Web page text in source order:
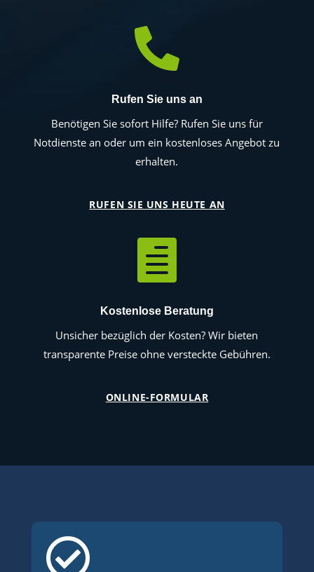

Rufen Sie uns an
Benötigen Sie sofort Hilfe? Rufen Sie uns für
Notdienste an oder um ein kostenloses Angebot zu
erhalten.
RUFEN SIE UNS HEUTE AN

Kostenlose Beratung
Unsicher bezüglich der Kosten? Wir bieten
transparente Preise ohne versteckte Gebühren.
ONLINE-FORMULAR
